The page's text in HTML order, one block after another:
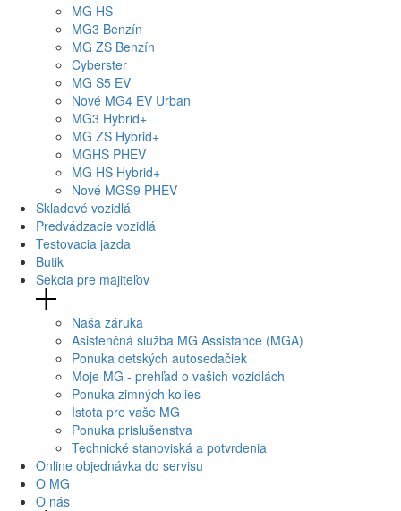
MG HS
MG3 Benzín
MG ZS Benzín
Cyberster
MG S5 EV
Nové MG4 EV Urban
MG3 Hybrid+
MG ZS Hybrid+
MGHS PHEV
MG HS Hybrid+
Nové MGS9 PHEV
Skladové vozidlá
Predvádzacie vozidlá
Testovacia jazda
Butik
Sekcia pre majiteľov
Naša záruka
Asistenčná služba MG Assistance (MGA)
Ponuka detských autosedačiek
Moje MG - prehľad o vašich vozidlách
Ponuka zimných kolies
Istota pre vaše MG
Ponuka prislušenstva
Technické stanoviská a potvrdenia
Online objednávka do servisu
O MG
O nás